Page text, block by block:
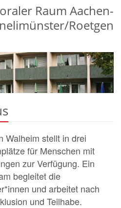
Raum Aachen-
Roetgen
Walheim stellt in drei
für Menschen mit
zur Verfügung. Ein
begleitet die
und arbeitet nach
und Teilhabe.